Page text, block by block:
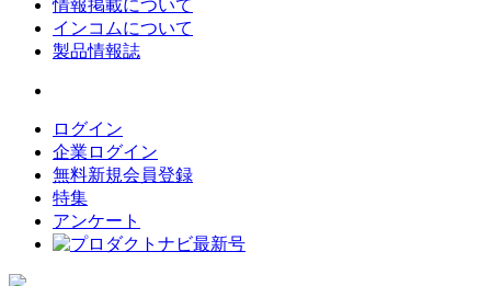
情報掲載について
インコムについて
製品情報誌
ログイン
企業ログイン
無料新規会員登録
特集
アンケート